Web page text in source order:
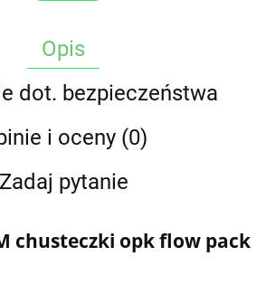
Opis
dot. bezpieczeństwa
i oceny (0)
Zadaj pytanie
chusteczki opk flow pack